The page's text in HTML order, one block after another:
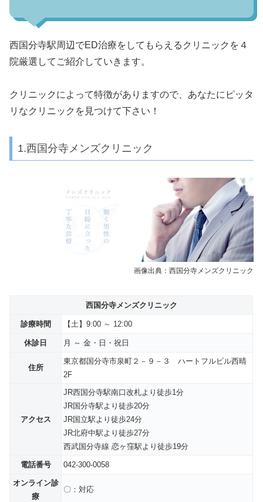
西国分寺駅周辺でED治療をしてもらえるクリニックを４
院厳選してご紹介していきます。
クリニックによって特徴がありますので、あなたにピッタ
リなクリニックを見つけて下さい！
1.西国分寺メンズクリニック
画像出典：西国分寺メンズクリニック
西国分寺メンズクリニック
診療時間 【土】9:00 ～ 12:00
休診日 月 ～ 金・ 日・祝日
住所
東京都国分寺市泉町２－９－３ ハートフルビル西晴
2F
アクセス
JR西国分寺駅南口改札より徒歩1分
JR国分寺駅より徒歩20分
JR国立駅より徒歩24分
JR北府中駅より徒歩27分
西武国分寺線 恋ヶ窪駅より徒歩19分
電話番号 042-300-0058
オンライン診
療
〇：対応